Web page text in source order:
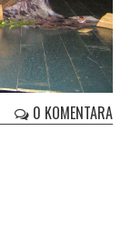
0 KOMENTARA